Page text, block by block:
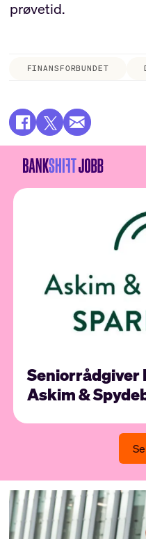
prøvetid.
FINANSFORBUNDET
Seniorrådgiver
Askim &